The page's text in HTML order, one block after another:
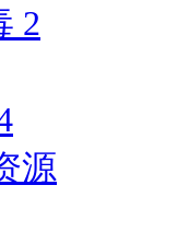
2
源